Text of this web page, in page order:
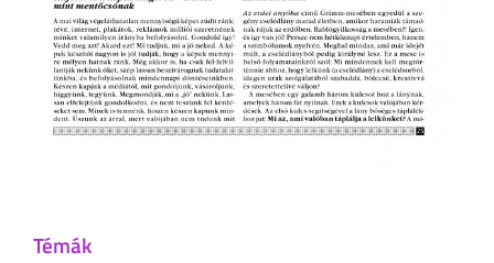
Témák